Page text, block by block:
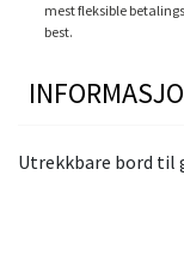
mest fleksible
best.
Utrekkbare bord til